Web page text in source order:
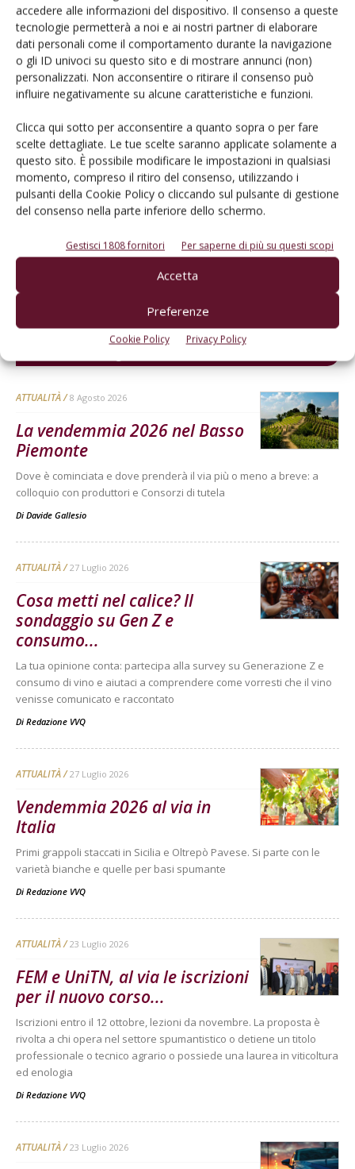
accedere alle informazioni del dispositivo. Il consenso a queste
tecnologie permetterà a noi e ai nostri partner di elaborare
dati personali come il comportamento durante la navigazione
o gli ID univoci su questo sito e di mostrare annunci (non)
personalizzati. Non acconsentire o ritirare il consenso può
influire negativamente su alcune caratteristiche e funzioni.
Clicca qui sotto per acconsentire a quanto sopra o per fare
scelte dettagliate. Le tue scelte saranno applicate solamente a
questo sito. È possibile modificare le impostazioni in qualsiasi
momento, compreso il ritiro del consenso, utilizzando i
pulsanti della Cookie Policy o cliccando sul pulsante di gestione
del consenso nella parte inferiore dello schermo.
Gestisci 1808 fornitori Per saperne di più su questi scopi
Accetta
Preferenze
Cookie Policy Privacy Policy
Cerca adesso
I consigli di Terra e Vita agli agricoltori
Cerca adesso
ATTUALITÀ 8 Agosto 2026
La vendemmia 2026 nel Basso
Piemonte
Dove è cominciata e dove prenderà il via più o meno a breve: a
colloquio con produttori e Consorzi di tutela
Di Davide Gallesio
ATTUALITÀ 27 Luglio 2026
Cosa metti nel calice? Il
sondaggio su Gen Z e
consumo...
La tua opinione conta: partecipa alla survey su Generazione Z e
consumo di vino e aiutaci a comprendere come vorresti che il vino
venisse comunicato e raccontato
Di Redazione VVQ
ATTUALITÀ 27 Luglio 2026
Vendemmia 2026 al via in
Italia
Primi grappoli staccati in Sicilia e Oltrepò Pavese. Si parte con le
varietà bianche e quelle per basi spumante
Di Redazione VVQ
ATTUALITÀ 23 Luglio 2026
FEM e UniTN, al via le iscrizioni
per il nuovo corso...
Iscrizioni entro il 12 ottobre, lezioni da novembre. La proposta è
rivolta a chi opera nel settore spumantistico o detiene un titolo
professionale o tecnico agrario o possiede una laurea in viticoltura
ed enologia
Di Redazione VVQ
ATTUALITÀ 23 Luglio 2026